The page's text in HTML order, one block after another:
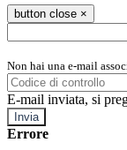
button close ×
Non hai una e-mail
E-mail inviata, si
Errore